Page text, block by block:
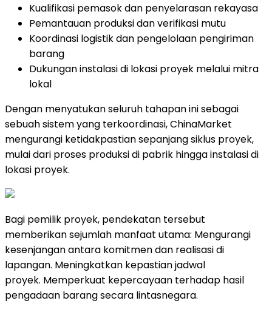
Kualifikasi pemasok dan penyelarasan rekayasa
Pemantauan produksi dan verifikasi mutu
Koordinasi logistik dan pengelolaan pengiriman
barang
Dukungan instalasi di lokasi proyek melalui mitra
lokal
Dengan menyatukan seluruh tahapan ini sebagai
sebuah sistem yang terkoordinasi, ChinaMarket
mengurangi ketidakpastian sepanjang siklus proyek,
mulai dari proses produksi di pabrik hingga instalasi di
lokasi proyek.
Bagi pemilik proyek, pendekatan tersebut
memberikan sejumlah manfaat utama: Mengurangi
kesenjangan antara komitmen dan realisasi di
lapangan. Meningkatkan kepastian jadwal
proyek. Memperkuat kepercayaan terhadap hasil
pengadaan barang secara lintasnegara.